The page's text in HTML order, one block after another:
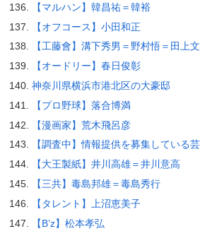
【マルハン】韓昌祐＝韓裕
【オフコース】小田和正
【工藤會】溝下秀男＝野村悟＝田上
【オードリー】春日俊彰
神奈川県横浜市港北区の大豪邸
【プロ野球】落合博満
【漫画家】荒木飛呂彦
【調査中】情報提供を募集している
【大王製紙】井川高雄＝井川意高
【三共】毒島邦雄＝毒島秀行
【タレント】上沼恵美子
【B’z】松本孝弘